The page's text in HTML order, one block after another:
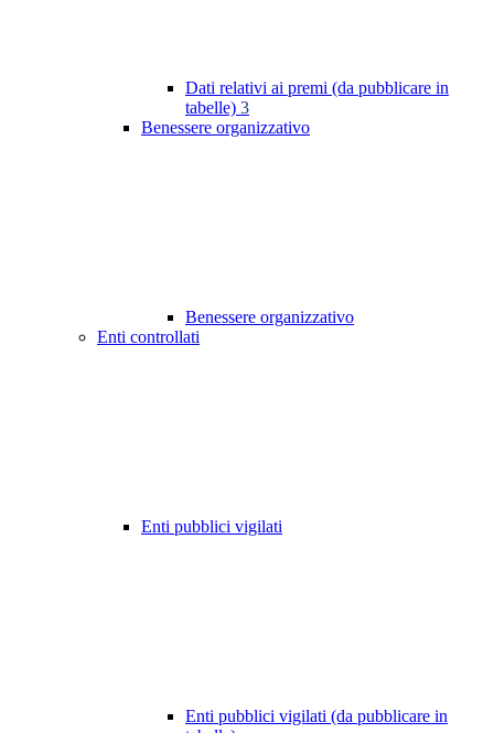
Dati relativi ai premi (da pubblicare in
tabelle) 3
Benessere organizzativo
Benessere organizzativo
Enti controllati
Enti pubblici vigilati
Enti pubblici vigilati (da pubblicare in